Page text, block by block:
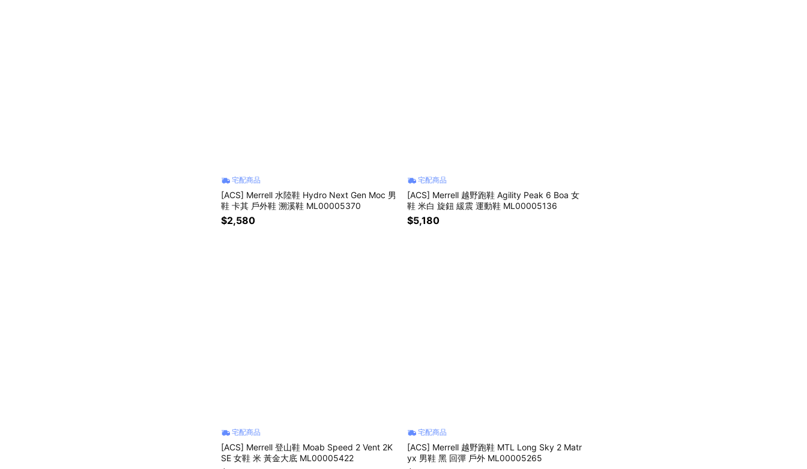
宅配商品
[ACS] Merrell 水陸鞋 Hydro Next Gen Moc 男
鞋 卡其 戶外鞋 溯溪鞋 ML00005370
$2,580
宅配商品
[ACS] Merrell 越野跑鞋 Agility Peak 6 Boa 女
鞋 米白 旋鈕 緩震 運動鞋 ML00005136
$5,180
宅配商品
[ACS] Merrell 登山鞋 Moab Speed 2 Vent 2K
SE 女鞋 米 黃金大底 ML00005422
宅配商品
[ACS] Merrell 越野跑鞋 MTL Long Sky 2 Matr
yx 男鞋 黑 回彈 戶外 ML00005265